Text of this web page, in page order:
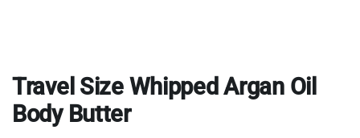
Travel Size Whipped Argan Oil
Body Butter